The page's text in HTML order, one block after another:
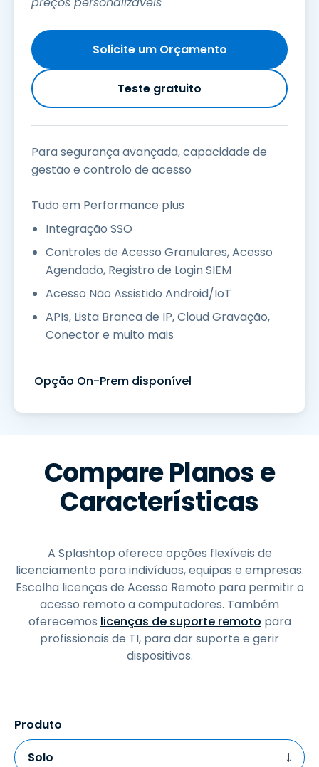
Solicite um Orçamento
Teste gratuito
Para segurança avançada, capacidade de
gestão e controlo de acesso
Tudo em Performance plus
Integração SSO
Controles de Acesso Granulares, Acesso
Agendado, Registro de Login SIEM
Acesso Não Assistido Android/IoT
APIs, Lista Branca de IP, Cloud Gravação,
Conector e muito mais
Opção On-Prem disponível
Compare Planos e
Características
A Splashtop oferece opções flexíveis de
licenciamento para indivíduos, equipas e empresas.
Escolha licenças de Acesso Remoto para permitir o
acesso remoto a computadores. Também
oferecemos licenças de suporte remoto para
profissionais de TI, para dar suporte e gerir
dispositivos.
Produto
Solo